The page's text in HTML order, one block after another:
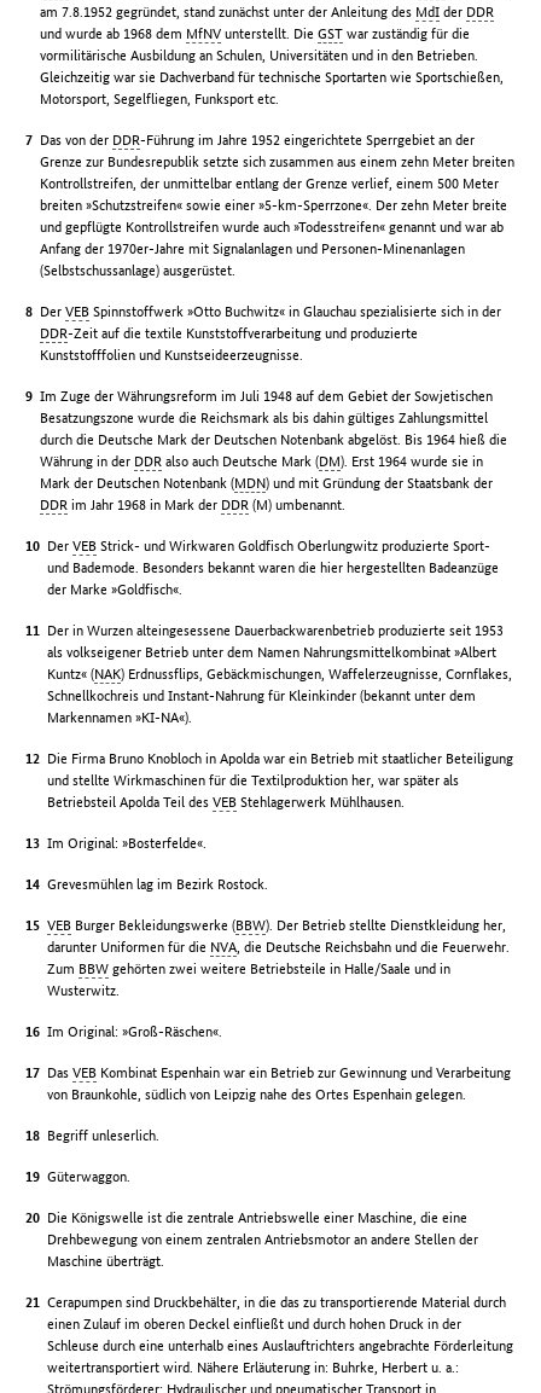
am 7.8.1952 gegründet, stand zunächst unter der Anleitung des MdI der DDR
und wurde ab 1968 dem MfNV unterstellt. DieGST war zuständig für die
vormilitärische Ausbildung an Schulen, Universitäten und in den Betrieben.
Gleichzeitig war sie Dachverband für technische Sportarten wie Sportschießen,
Motorsport, Segelfliegen, Funksport etc.
Das von der DDR-Führung im Jahre 1952 eingerichtete Sperrgebiet an der
Grenze zur Bundesrepublik setzte sich zusammen aus einem zehn Meter breiten
Kontrollstreifen, der unmittelbar entlang der Grenze verlief, einem 500 Meter
breiten »Schutzstreifen« sowie einer »5-km-Sperrzone«. Der zehn Meter breite
und gepflügte Kontrollstreifen wurde auch »Todesstreifen« genannt und war ab
Anfang der 1970er-Jahre mit Signalanlagen und Personen-Minenanlagen
(Selbstschussanlage) ausgerüstet.
DerVEB Spinnstoffwerk »Otto Buchwitz« in Glauchau spezialisierte sich in der
DDR-Zeit auf die textile Kunststoffverarbeitung und produzierte
Kunststofffolien und Kunstseideerzeugnisse.
Im Zuge der Währungsreform im Juli 1948 auf dem Gebiet der Sowjetischen
Besatzungszone wurde die Reichsmark als bis dahin gültiges Zahlungsmittel
durch die Deutsche Mark der Deutschen Notenbank abgelöst. Bis 1964 hieß die
Währung in der DDR also auch Deutsche Mark (DM). Erst 1964 wurde sie in
Mark der Deutschen Notenbank (MDN) und mit Gründung der Staatsbank der
DDR im Jahr 1968 in Mark der DDR (M) umbenannt.
DerVEB Strick- und Wirkwaren Goldfisch Oberlungwitz produzierte Sport-
und Bademode. Besonders bekannt waren die hier hergestellten Badeanzüge
der Marke »Goldfisch«.
Der in Wurzen alteingesessene Dauerbackwarenbetrieb produzierte seit 1953
als volkseigener Betrieb unter dem Namen Nahrungsmittelkombinat »Albert
Kuntz« (NAK) Erdnussflips, Gebäckmischungen, Waffelerzeugnisse, Cornflakes,
Schnellkochreis und Instant-Nahrung für Kleinkinder (bekannt unter dem
Markennamen »KI-NA«).
Die Firma Bruno Knobloch in Apolda war ein Betrieb mit staatlicher Beteiligung
und stellte Wirkmaschinen für die Textilproduktion her, war später als
Betriebsteil Apolda Teil desVEB Stehlagerwerk Mühlhausen.
Im Original: »Bosterfelde«.
Grevesmühlen lag im Bezirk Rostock.
VEB Burger Bekleidungswerke (BBW). Der Betrieb stellte Dienstkleidung her,
darunter Uniformen für die NVA , die Deutsche Reichsbahn und die Feuerwehr.
Zum BBW gehörten zwei weitere Betriebsteile in Halle/Saale und in
Wusterwitz.
Im Original: »Groß-Räschen«.
DasVEB Kombinat Espenhain war ein Betrieb zur Gewinnung und Verarbeitung
von Braunkohle, südlich von Leipzig nahe des Ortes Espenhain gelegen.
Begriff unleserlich.
Güterwaggon.
Die Königswelle ist die zentrale Antriebswelle einer Maschine, die eine
Drehbewegung von einem zentralen Antriebsmotor an andere Stellen der
Maschine überträgt.
Cerapumpen sind Druckbehälter, in die das zu transportierende Material durch
einen Zulauf im oberen Deckel einfließt und durch hohen Druck in der
Schleuse durch eine unterhalb eines Auslauftrichters angebrachte Förderleitung
weitertransportiert wird. Nähere Erläuterung in: Buhrke, Herbert u. a.:
Strömungsförderer: Hydraulischer und pneumatischer Transport in